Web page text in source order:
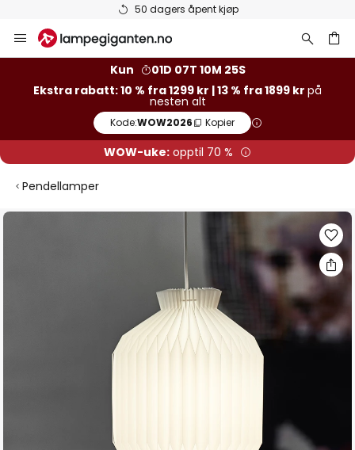
50 dagers åpent kjøp
Hopp
til
Kun
01D 07T 10M 24S
Ekstra rabatt: 10 % fra 1299 kr | 13 % fra 1899 kr på
nesten alt
Kode:WOW2026 Kopier
WOW-uke: opptil 70 %
Pendellamper
Gå